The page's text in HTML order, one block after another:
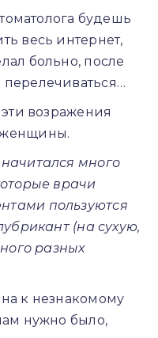
будешь
весь интернет,
больно, после
возражения
женщины.
много
врачи
пользуются
(на сухую,
разных
к незнакомому
нужно было,